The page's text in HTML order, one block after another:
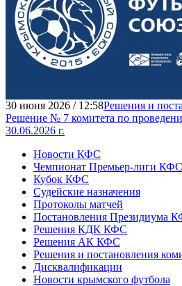
30 июня 2026 / 12:58Решения и
Решение № 7 комитета по
30.06.2026 г.
Новости КФС
Чемпионат Премьер-лиги КФС
Кубок КФС
Судейские назначения
Протоколы матчей
Постановления Президиума
Решения КДК КФС
Решения АК КФС
Решения и постановления
Дисквалификации
Новости крымского футбола